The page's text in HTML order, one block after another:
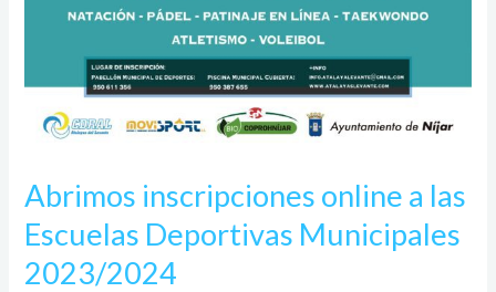
Abrimos inscripciones online a las
Escuelas Deportivas Municipales
2023/2024